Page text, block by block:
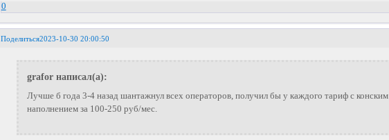
0
Поделиться2023-10-30 20:00:50
grafor написал(а):
Лучше б года 3-4 назад шантажнул всех операторов, получил бы у каждого тариф с конским
наполнением за 100-250 руб/мес.